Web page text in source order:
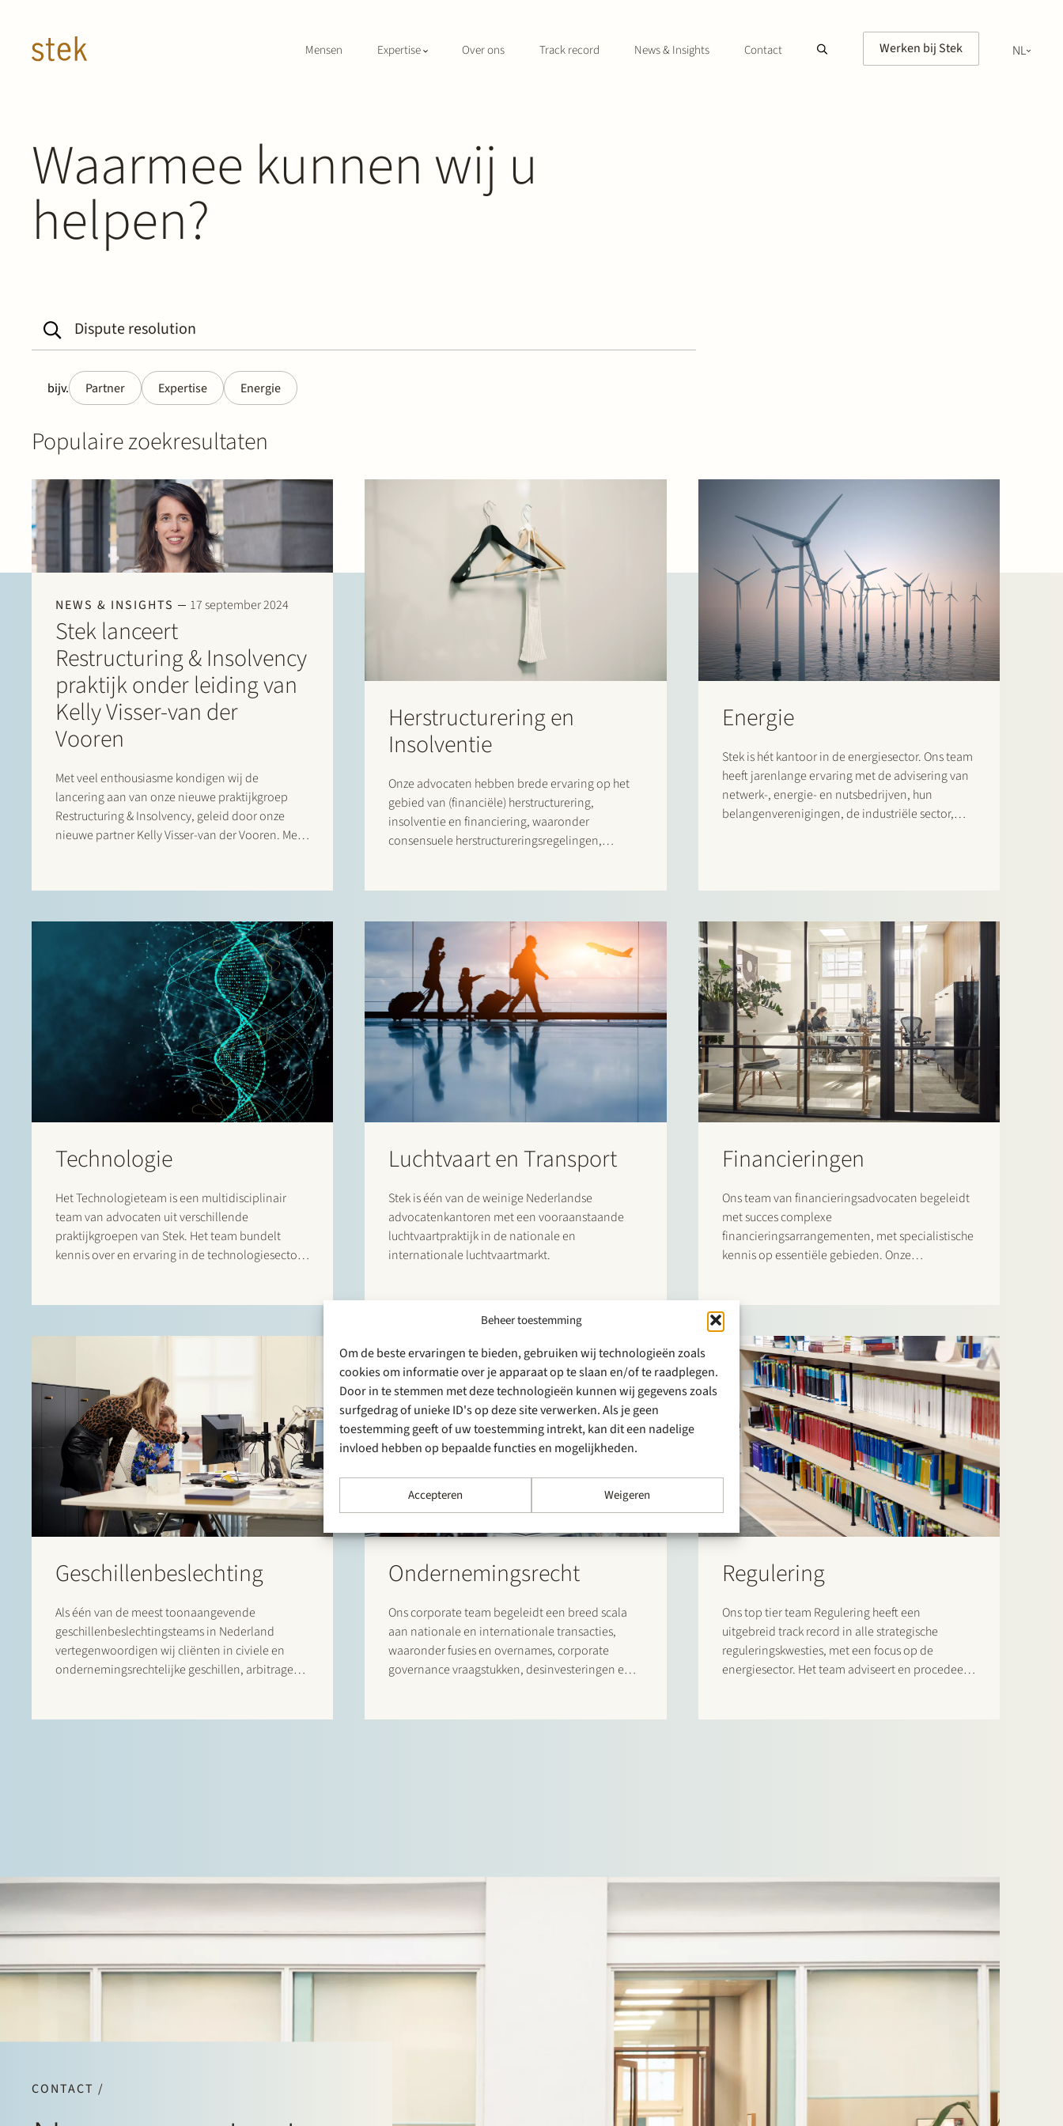
Beheer toestemming
Om de beste ervaringen te bieden, gebruiken wij technologieën zoals
cookies om informatie over je apparaat op te slaan en/of te raadplegen.
Door in te stemmen met deze technologieën kunnen wij gegevens zoals
surfgedrag of unieke ID's op deze site verwerken. Als je geen
toestemming geeft of uw toestemming intrekt, kan dit een nadelige
invloed hebben op bepaalde functies en mogelijkheden.
Accepteren Weigeren
Mensen Expertise Over ons Track record News & Insights Contact Werken bij Stek
NL
Waarmee kunnen wij u
helpen?
bijv. Partner Expertise Energie
Populaire zoekresultaten
NEWS & INSIGHTS 17 september 2024
Stek lanceert
Restructuring & Insolvency
praktijk onder leiding van
Kelly Visser-van der
Vooren
Met veel enthousiasme kondigen wij de
lancering aan van onze nieuwe praktijkgroep
Restructuring & Insolvency, geleid door onze
nieuwe partner Kelly Visser-van der Vooren. Met
litigation en regulatory praktijk zijn we…
Herstructurering en
Insolventie
Onze advocaten hebben brede ervaring op het
gebied van (financiële) herstructurering,
insolventie en financiering, waaronder
consensuele herstructureringsregelingen,
Energie
Stek is hét kantoor in de energiesector. Ons team
heeft jarenlange ervaring met de advisering van
netwerk-, energie- en nutsbedrijven, hun
belangenverenigingen, de industriële sector,
groenfondsen en crowdfunding platforms),
Technologie
Het Technologieteam is een multidisciplinair
team van advocaten uit verschillende
praktijkgroepen van Stek. Het team bundelt
kennis over en ervaring in de technologiesector
Luchtvaart en Transport
Stek is één van de weinige Nederlandse
advocatenkantoren met een vooraanstaande
luchtvaartpraktijk in de nationale en
internationale luchtvaartmarkt.
Financieringen
Ons team van financieringsadvocaten begeleidt
met succes complexe
financieringsarrangementen, met specialistische
kennis op essentiële gebieden. Onze
financieringstransacties. Hierin richten wij ons
zowel op financiers als op kredietnemers.
Geschillenbeslechting
Als één van de meest toonaangevende
geschillenbeslechtingsteams in Nederland
vertegenwoordigen wij cliënten in civiele en
ondernemingsrechtelijke geschillen, arbitrages,
Ondernemingsrecht
Ons corporate team begeleidt een breed scala
aan nationale en internationale transacties,
waaronder fusies en overnames, corporate
governance vraagstukken, desinvesteringen en
Regulering
Ons top tier team Regulering heeft een
uitgebreid track record in alle strategische
reguleringskwesties, met een focus op de
energiesector. Het team adviseert en procedeert
CONTACT /